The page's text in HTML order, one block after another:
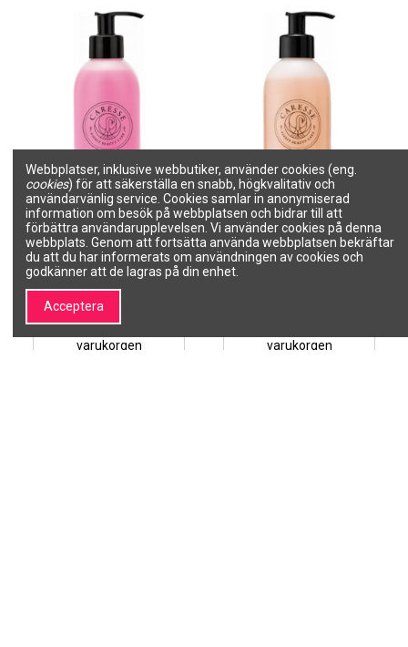
CARESSE Flytande tvål
(Freesia) 300ml
CARESSE
47138
45,78 kr
Lägg till i
varukorgen
CARESSE Flytande tvål
(Orange) 300ml
CARESSE
46916
varukorgen
Webbplatser, inklusive webbutiker, använder cookies (eng.
cookies) för att säkerställa en snabb, högkvalitativ och
användarvänlig service. Cookies samlar in anonymiserad
information om besök på webbplatsen och bidrar till att
förbättra användarupplevelsen. Vi använder cookies på denna
webbplats. Genom att fortsätta använda webbplatsen bekräftar
du att du har informerats om användningen av cookies och
godkänner att de lagras på din enhet.
Acceptera